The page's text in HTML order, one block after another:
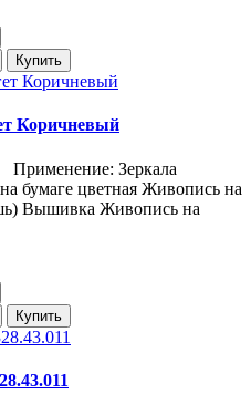
Купить
Коричневый
Применение: Зеркала
бумаге цветная Живопись на
Вышивка Живопись на
Купить